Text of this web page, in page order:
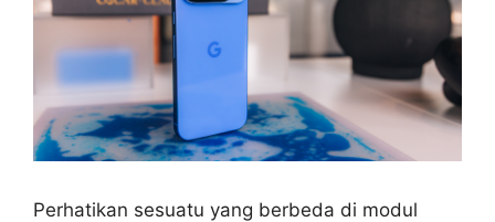
Perhatikan sesuatu yang berbeda di modul